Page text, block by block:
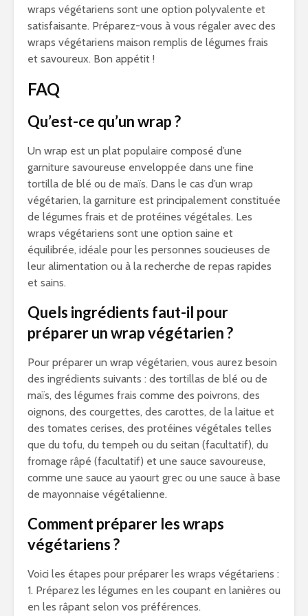
wraps végétariens sont une option polyvalente et
satisfaisante. Préparez-vous à vous régaler avec des
wraps végétariens maison remplis de légumes frais
et savoureux. Bon appétit !
FAQ
Qu’est-ce qu’un wrap ?
Un wrap est un plat populaire composé d’une
garniture savoureuse enveloppée dans une fine
tortilla de blé ou de maïs. Dans le cas d’un wrap
végétarien, la garniture est principalement constituée
de légumes frais et de protéines végétales. Les
wraps végétariens sont une option saine et
équilibrée, idéale pour les personnes soucieuses de
leur alimentation ou à la recherche de repas rapides
et sains.
Quels ingrédients faut-il pour
préparer un wrap végétarien ?
Pour préparer un wrap végétarien, vous aurez besoin
des ingrédients suivants : des tortillas de blé ou de
maïs, des légumes frais comme des poivrons, des
oignons, des courgettes, des carottes, de la laitue et
des tomates cerises, des protéines végétales telles
que du tofu, du tempeh ou du seitan (facultatif), du
fromage râpé (facultatif) et une sauce savoureuse,
comme une sauce au yaourt grec ou une sauce à base
de mayonnaise végétalienne.
Comment préparer les wraps
végétariens ?
Voici les étapes pour préparer les wraps végétariens :
1. Préparez les légumes en les coupant en lanières ou
en les râpant selon vos préférences.